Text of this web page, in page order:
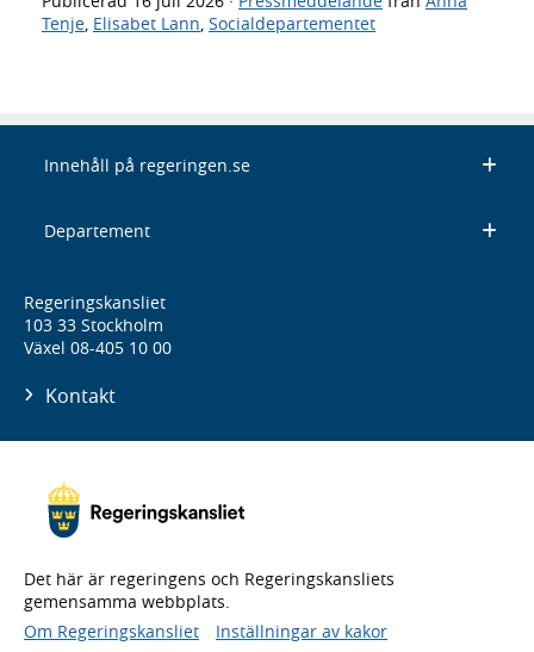
Tenje, Elisabet Lann, Socialdepartementet
Innehåll på regeringen.se
Departement
Regeringskansliet
103 33 Stockholm
Växel 08-405 10 00
Kontakt
Det här är regeringens och Regeringskansliets
gemensamma webbplats.
Om Regeringskansliet
Inställningar av kakor